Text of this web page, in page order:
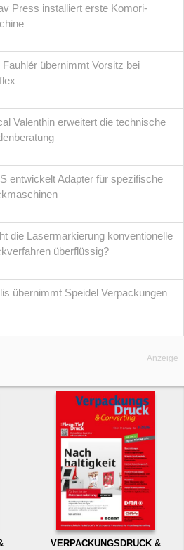
Press installiert erste Komori-
Fauhlér übernimmt Vorsitz bei
Valenthin erweitert die technische
entwickelt Adapter für spezifische
die Lasermarkierung konventionelle
überflüssig?
übernimmt Speidel Verpackungen
Anzeige
VERPACKUNGSDRUCK &